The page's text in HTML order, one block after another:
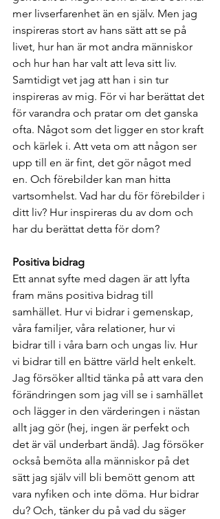
mer livserfarenhet än en själv. Men jag
inspireras stort av hans sätt att se på
livet, hur han är mot andra människor
och hur han har valt att leva sitt liv.
Samtidigt vet jag att han i sin tur
inspireras av mig. För vi har berättat det
för varandra och pratar om det ganska
ofta. Något som det ligger en stor kraft
och kärlek i. Att veta om att någon ser
upp till en är fint, det gör något med
en. Och förebilder kan man hitta
vartsomhelst. Vad har du för förebilder i
ditt liv? Hur inspireras du av dom och
har du berättat detta för dom?
Positiva bidrag
Ett annat syfte med dagen är att lyfta
fram mäns positiva bidrag till
samhället. Hur vi bidrar i gemenskap,
våra familjer, våra relationer, hur vi
bidrar till i våra barn och ungas liv. Hur
vi bidrar till en bättre värld helt enkelt.
Jag försöker alltid tänka på att vara den
förändringen som jag vill se i samhället
och lägger in den värderingen i nästan
allt jag gör (hej, ingen är perfekt och
det är väl underbart ändå). Jag försöker
också bemöta alla människor på det
sätt jag själv vill bli bemött genom att
vara nyfiken och inte döma. Hur bidrar
du? Och, tänker du på vad du säger